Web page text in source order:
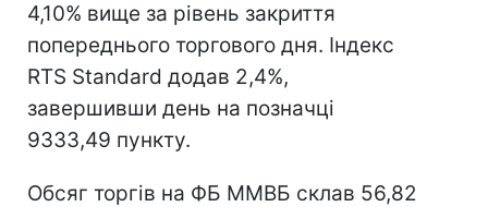
4,10% вище за рівень закриття
попереднього торгового дня. Індекс
RTS Standard додав 2,4%,
завершивши день на позначці
9333,49 пункту.
Обсяг торгів на ФБ ММВБ склав 56,82